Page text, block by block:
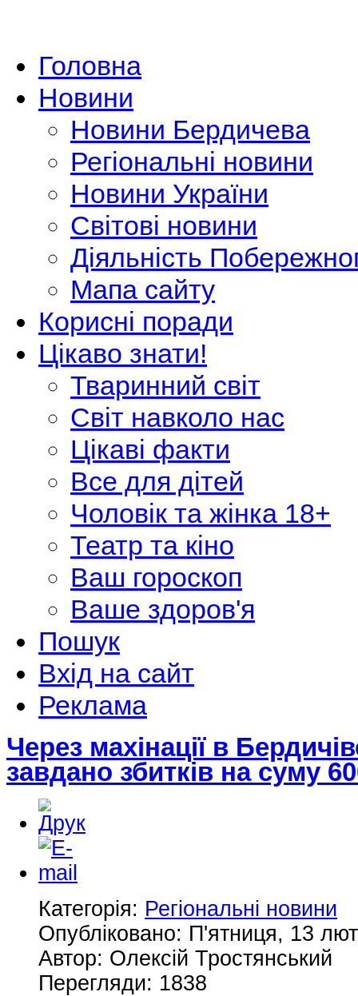
Головна
Новини
Новини Бердичева
Регіональні новини
Новини України
Світові новини
Діяльність
Мапа сайту
Корисні поради
Цікаво знати!
Тваринний світ
Світ навколо нас
Цікаві факти
Все для дітей
Чоловік та жінка 18+
Театр та кіно
Ваш гороскоп
Ваше здоров'я
Пошук
Вхід на сайт
Реклама
Через махінації в
завдано збитків на суму
Категорія: Регіональні новини
Опубліковано: П'ятниця, 13
Автор: Олексій Тростянський
Перегляди: 1838